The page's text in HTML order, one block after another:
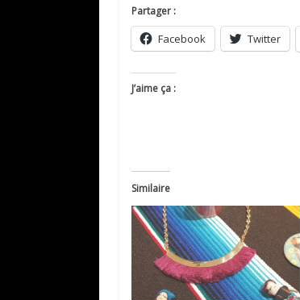
Partager :
Facebook Twitter
J’aime ça :
Similaire